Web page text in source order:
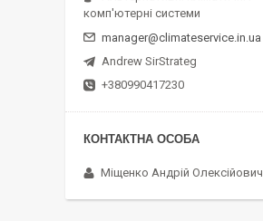
комп'ютерні системи
manager@climateservice.in.ua
Andrew SirStrateg
+380990417230
Міщенко Андрій Олексійович